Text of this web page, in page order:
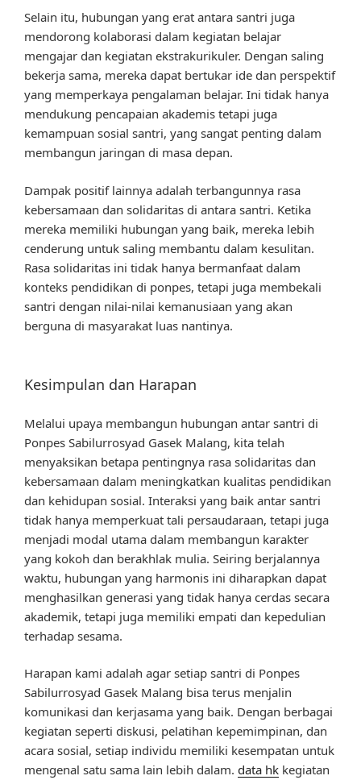
Selain itu, hubungan yang erat antara santri juga
mendorong kolaborasi dalam kegiatan belajar
mengajar dan kegiatan ekstrakurikuler. Dengan saling
bekerja sama, mereka dapat bertukar ide dan perspektif
yang memperkaya pengalaman belajar. Ini tidak hanya
mendukung pencapaian akademis tetapi juga
kemampuan sosial santri, yang sangat penting dalam
membangun jaringan di masa depan.
Dampak positif lainnya adalah terbangunnya rasa
kebersamaan dan solidaritas di antara santri. Ketika
mereka memiliki hubungan yang baik, mereka lebih
cenderung untuk saling membantu dalam kesulitan.
Rasa solidaritas ini tidak hanya bermanfaat dalam
konteks pendidikan di ponpes, tetapi juga membekali
santri dengan nilai-nilai kemanusiaan yang akan
berguna di masyarakat luas nantinya.
Kesimpulan dan Harapan
Melalui upaya membangun hubungan antar santri di
Ponpes Sabilurrosyad Gasek Malang, kita telah
menyaksikan betapa pentingnya rasa solidaritas dan
kebersamaan dalam meningkatkan kualitas pendidikan
dan kehidupan sosial. Interaksi yang baik antar santri
tidak hanya memperkuat tali persaudaraan, tetapi juga
menjadi modal utama dalam membangun karakter
yang kokoh dan berakhlak mulia. Seiring berjalannya
waktu, hubungan yang harmonis ini diharapkan dapat
menghasilkan generasi yang tidak hanya cerdas secara
akademik, tetapi juga memiliki empati dan kepedulian
terhadap sesama.
Harapan kami adalah agar setiap santri di Ponpes
Sabilurrosyad Gasek Malang bisa terus menjalin
komunikasi dan kerjasama yang baik. Dengan berbagai
kegiatan seperti diskusi, pelatihan kepemimpinan, dan
acara sosial, setiap individu memiliki kesempatan untuk
mengenal satu sama lain lebih dalam. data hk kegiatan